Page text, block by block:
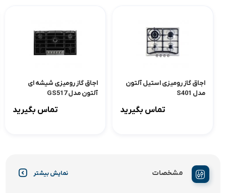
اجاق گاز رومیزی استیل آلتون
مدل S401
تماس بگیرید
اجاق گاز رومیزی شیشه ای
آلتون مدل GS517
تماس بگیرید
مشخصات نمایش بیشتر